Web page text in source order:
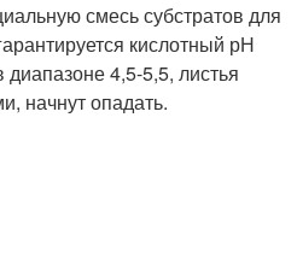
смесь субстратов для
кислотный рН
4,5-5,5, листья
начнут опадать.